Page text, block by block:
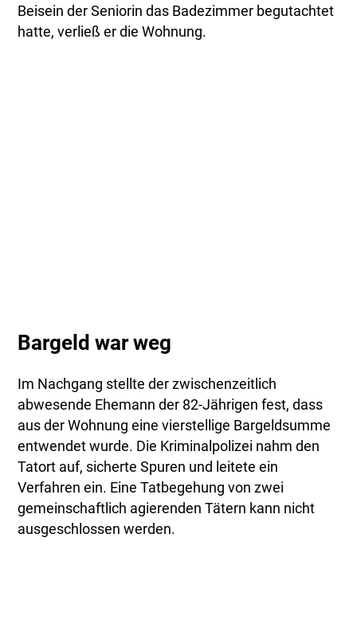
Beisein der Seniorin das Badezimmer begutachtet
hatte, verließ er die Wohnung.
Bargeld war weg
Im Nachgang stellte der zwischenzeitlich
abwesende Ehemann der 82-Jährigen fest, dass
aus der Wohnung eine vierstellige Bargeldsumme
entwendet wurde. Die Kriminalpolizei nahm den
Tatort auf, sicherte Spuren und leitete ein
Verfahren ein. Eine Tatbegehung von zwei
gemeinschaftlich agierenden Tätern kann nicht
ausgeschlossen werden.